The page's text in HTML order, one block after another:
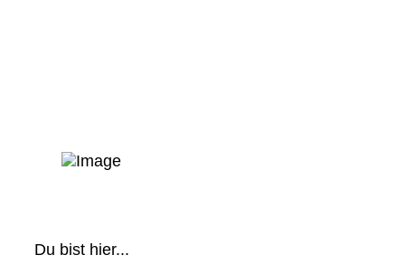
Du bist hier...